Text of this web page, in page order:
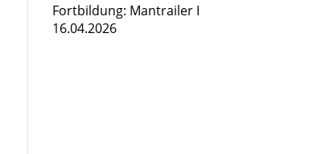
Fortbildung: Mantrailer I
16.04.2026